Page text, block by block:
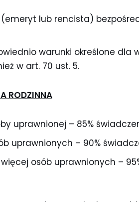
lub rencista)
warunki określone dla
w art. 70 ust. 5.
RODZINNA
uprawnionej – 85%
uprawnionych – 90%
osób uprawnionych –